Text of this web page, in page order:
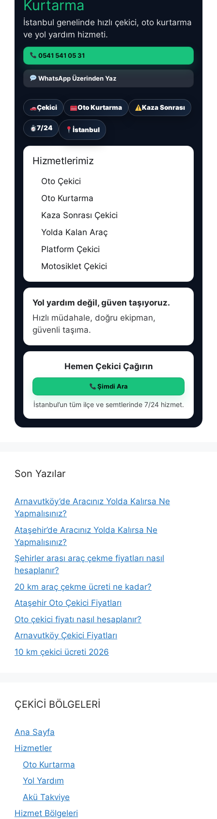
Kurtarma
İstanbul genelinde hızlı çekici, oto kurtarma
ve yol yardım hizmeti.
0541 541 05 31
WhatsApp Üzerinden Yaz
Çekici Oto Kurtarma Kaza Sonrası
7/24 İstanbul
Hizmetlerimiz
Oto Çekici
Oto Kurtarma
Kaza Sonrası Çekici
Yolda Kalan Araç
Platform Çekici
Motosiklet Çekici
Yol yardım değil, güven taşıyoruz.
Hızlı müdahale, doğru ekipman,
güvenli taşıma.
Hemen Çekici Çağırın
Şimdi Ara
İstanbul’un tüm ilçe ve semtlerinde 7/24 hizmet.
Son Yazılar
Arnavutköy’de Aracınız Yolda Kalırsa Ne
Yapmalısınız?
Ataşehir’de Aracınız Yolda Kalırsa Ne
Yapmalısınız?
Şehirler arası araç çekme fiyatları nasıl
hesaplanır?
20 km araç çekme ücreti ne kadar?
Ataşehir Oto Çekici Fiyatları
Oto çekici fiyatı nasıl hesaplanır?
Arnavutköy Çekici Fiyatları
10 km çekici ücreti 2026
ÇEKİCİ BÖLGELERİ
Ana Sayfa
Hizmetler
Oto Kurtarma
Yol Yardım
Akü Takviye
Hizmet Bölgeleri